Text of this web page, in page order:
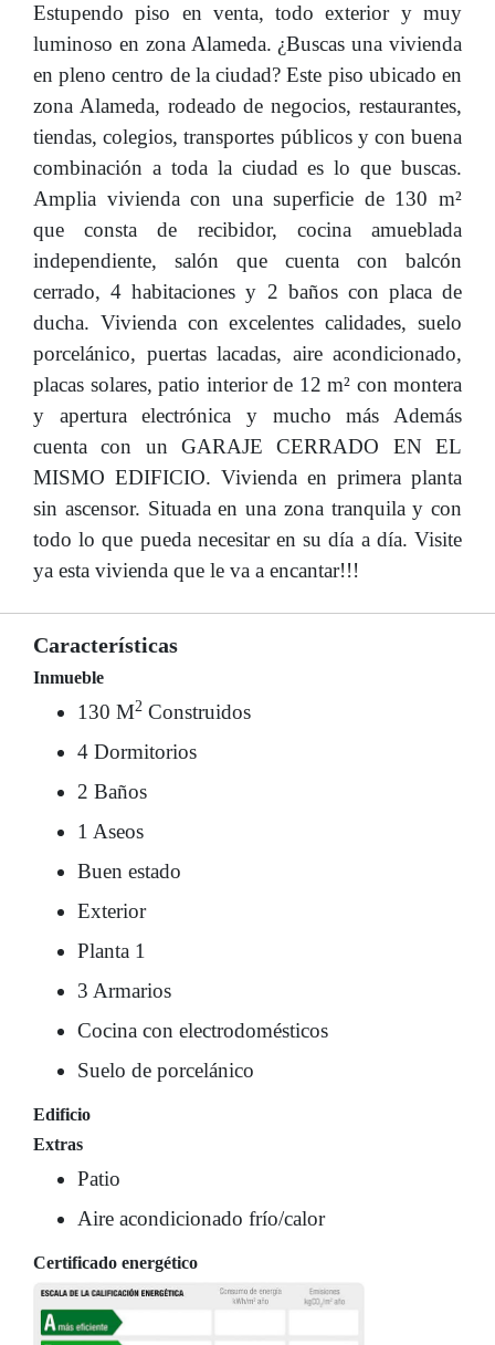
Estupendo piso en venta, todo exterior y muy
luminoso en zona Alameda. ¿Buscas una vivienda
en pleno centro de la ciudad? Este piso ubicado en
zona Alameda, rodeado de negocios, restaurantes,
tiendas, colegios, transportes públicos y con buena
combinación a toda la ciudad es lo que buscas.
Amplia vivienda con una superficie de 130 m²
que consta de recibidor, cocina amueblada
independiente, salón que cuenta con balcón
cerrado, 4 habitaciones y 2 baños con placa de
ducha. Vivienda con excelentes calidades, suelo
porcelánico, puertas lacadas, aire acondicionado,
placas solares, patio interior de 12 m² con montera
y apertura electrónica y mucho más Además
cuenta con un GARAJE CERRADO EN EL
MISMO EDIFICIO. Vivienda en primera planta
sin ascensor. Situada en una zona tranquila y con
todo lo que pueda necesitar en su día a día. Visite
ya esta vivienda que le va a encantar!!!
Características
Inmueble
130 M2 Construidos
4 Dormitorios
2 Baños
1 Aseos
Buen estado
Exterior
Planta 1
3 Armarios
Cocina con electrodomésticos
Suelo de porcelánico
Edificio
Extras
Patio
Aire acondicionado frío/calor
Certificado energético